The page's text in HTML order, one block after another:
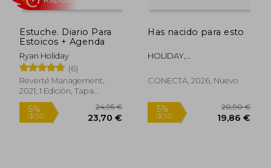
Estuche. Diario Para
Estoicos + Agenda
Ryan Holiday
(6)
Reverté Management,
2021, 1 Edición, Tapa
Blanda, Nuevo
Has nacido para esto
HOLIDAY,
CONECTA, 2026, Nuevo